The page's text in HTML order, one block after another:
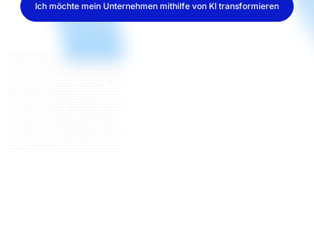
Ich möchte mein Unternehmen mithilfe von KI transformieren